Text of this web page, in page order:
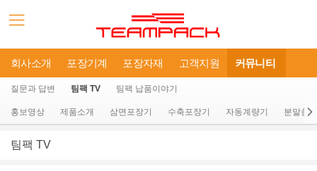
회사소개 포장기계 포장자재 고객지원 커뮤니티
질문과 답변 팀팩 TV 팀팩 납품이야기
홍보영상 제품소개 삼면포장기 수축포장기 자동계량기 분말충
팀팩 TV